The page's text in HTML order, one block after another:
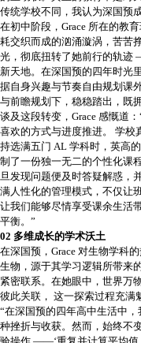
传统学校不同，我认为深国预
在初中阶段，Grace 所在的教
耗交织而成的汹涌漩涡，苦苦
光，彻底扭转了她前行的轨迹
新天地。在深国预的四年时光
据自身兴趣与节奏自由规划课
与前瞻规划下，稳稳踏出，既
谈及这段转变，Grace 感慨道
喜欢的方式与进度推进。 学校
持选满五门 AL 学科时，英高
制了一份独一无二的个性化课
旦发现问题便及时答疑解惑，
满人性化的管理模式，不仅让
让我们能够尽情享受课余生活
平衡。”
02 多维成长的学术沃土
在深国预，Grace 对生物学科
生物，源于其学习逻辑所带来
紧密联系。在她眼中，世界万
彼此关联， 这一探索过程充满
“在深国预的四年高中生活中
种挫折与收获。然而，始终不